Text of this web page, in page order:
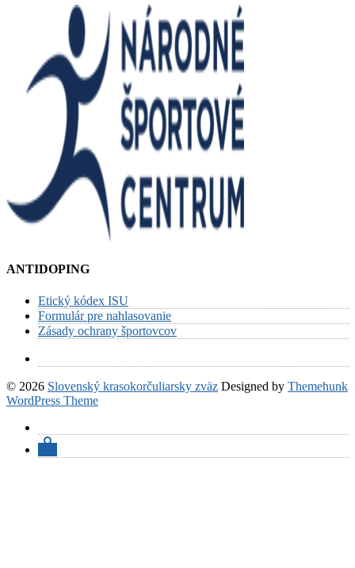
ANTIDOPING
Etický kódex ISU
Formulár pre nahlasovanie
Zásady ochrany športovcov
© 2026 Slovenský krasokorčuliarsky zväz Designed by Themehunk
WordPress Theme